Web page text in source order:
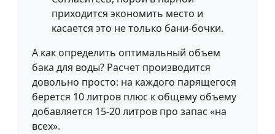
приходится экономить место и
касается это не только бани-бочки.
А как определить оптимальный объем
бака для воды? Расчет производится
довольно просто: на каждого парящегося
берется 10 литров плюс к общему объему
добавляется 15-20 литров про запас «на
всех».